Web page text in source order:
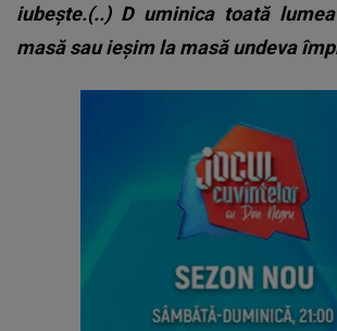
iubește.(..) D uminica toată
masă sau ieșim la masă undeva